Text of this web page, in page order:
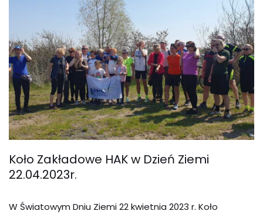
Koło Zakładowe HAK w Dzień Ziemi
22.04.2023r.
W Światowym Dniu Ziemi 22 kwietnia 2023 r. Koło